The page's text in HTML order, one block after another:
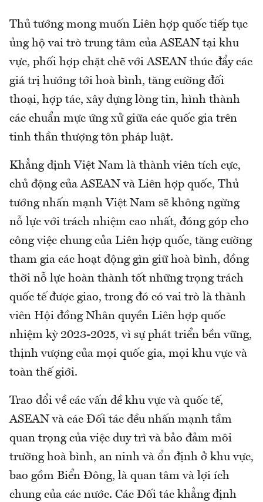
Thủ tướng mong muốn Liên hợp quốc tiếp tục
ủng hộ vai trò trung tâm của ASEAN tại khu
vực, phối hợp chặt chẽ với ASEAN thúc đẩy các
giá trị hướng tới hoà bình, tăng cường đối
thoại, hợp tác, xây dựng lòng tin, hình thành
các chuẩn mực ứng xử giữa các quốc gia trên
tinh thần thượng tôn pháp luật.
Khẳng định Việt Nam là thành viên tích cực,
chủ động của ASEAN và Liên hợp quốc, Thủ
tướng nhấn mạnh Việt Nam sẽ không ngừng
nỗ lực với trách nhiệm cao nhất, đóng góp cho
công việc chung của Liên hợp quốc, tăng cường
tham gia các hoạt động gìn giữ hoà bình, đồng
thời nỗ lực hoàn thành tốt những trọng trách
quốc tế được giao, trong đó có vai trò là thành
viên Hội đồng Nhân quyền Liên hợp quốc
nhiệm kỳ 2023-2025, vì sự phát triển bền vững,
thịnh vượng của mọi quốc gia, mọi khu vực và
toàn thế giới.
Trao đổi về các vấn đề khu vực và quốc tế,
ASEAN và các Đối tác đều nhấn mạnh tầm
quan trọng của việc duy trì và bảo đảm môi
trường hoà bình, an ninh và ổn định ở khu vực,
bao gồm Biển Đông, là quan tâm và lợi ích
chung của các nước. Các Đối tác khẳng định